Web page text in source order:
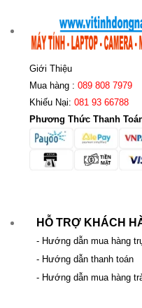
Giới Thiệu
Mua hàng : 089 808 7979
Khiếu Nại: 081 93 66788
Phương Thức Thanh
HỖ TRỢ KHÁCH
- Hướng dẫn mua hàng
- Hướng dẫn thanh toán
- Hướng dẫn mua hàng